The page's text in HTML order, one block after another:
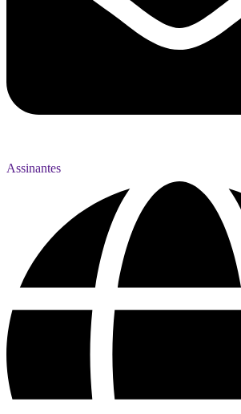
Assinantes